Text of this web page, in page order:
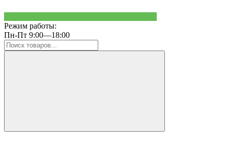
Режим работы:
Пн-Пт 9:00—18:00